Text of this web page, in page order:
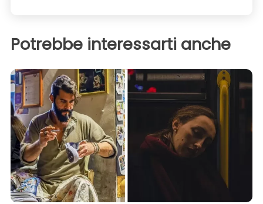
Potrebbe interessarti anche